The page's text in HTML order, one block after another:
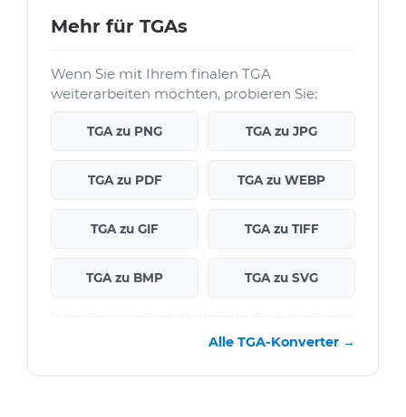
Mehr für TGAs
Wenn Sie mit Ihrem finalen TGA
weiterarbeiten möchten, probieren Sie:
TGA zu PNG TGA zu JPG
TGA zu PDF TGA zu WEBP
TGA zu GIF TGA zu TIFF
TGA zu BMP TGA zu SVG
Alle TGA-Konverter →